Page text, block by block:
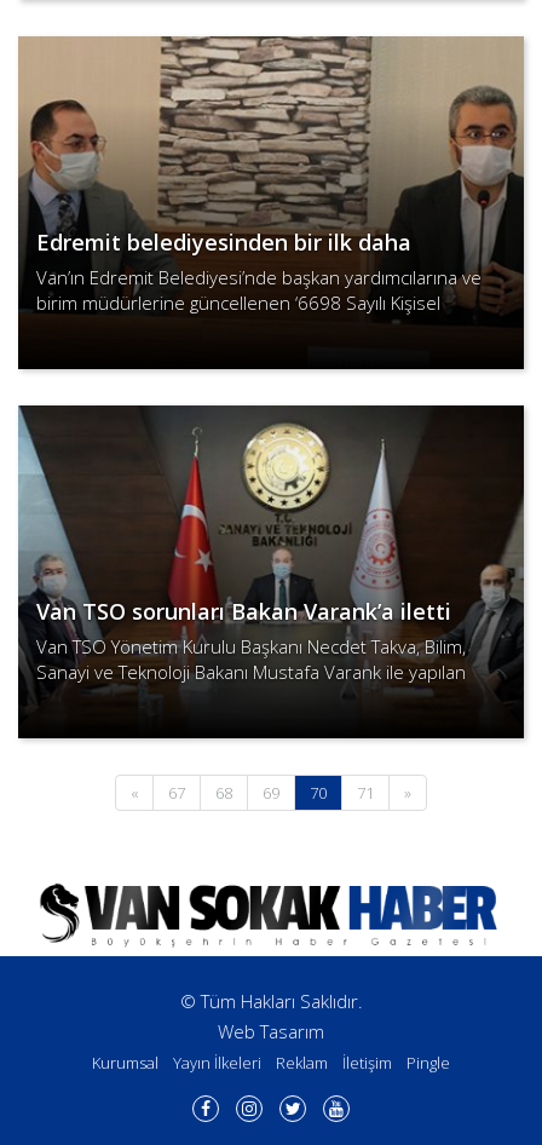
Edremit belediyesinden bir ilk daha
Van’ın Edremit Belediyesi’nde başkan yardımcılarına ve
birim müdürlerine güncellenen ‘6698 Sayılı Kişisel
Verilerin Korunması Kanunu’ eğitimi verildi...
Van TSO sorunları Bakan Varank’a iletti
Van TSO Yönetim Kurulu Başkanı Necdet Takva, Bilim,
Sanayi ve Teknoloji Bakanı Mustafa Varank ile yapılan
görüşmede, Kapıköy Gümrük Kapısı’nın geçişlere açılması
« 67 68 69 70(current)
71 »
© Tüm Hakları Saklıdır.
Web Tasarım
Kurumsal Yayın İlkeleri Reklam İletişim Pingle